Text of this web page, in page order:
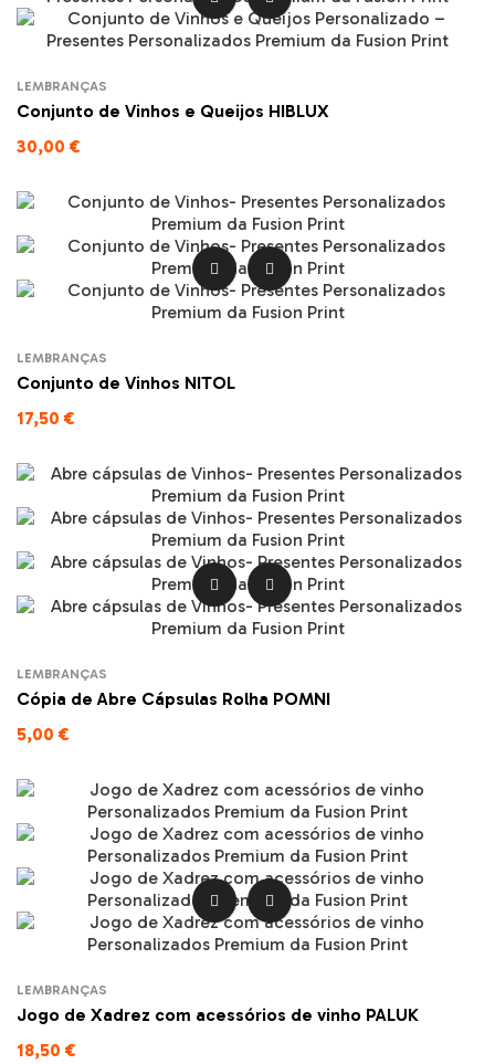
LEMBRANÇAS
Conjunto de Vinhos e Queijos HIBLUX
30,00 €
 
LEMBRANÇAS
Conjunto de Vinhos NITOL
17,50 €
 
LEMBRANÇAS
Cópia de Abre Cápsulas Rolha POMNI
5,00 €
 
LEMBRANÇAS
Jogo de Xadrez com acessórios de vinho PALUK
18,50 €